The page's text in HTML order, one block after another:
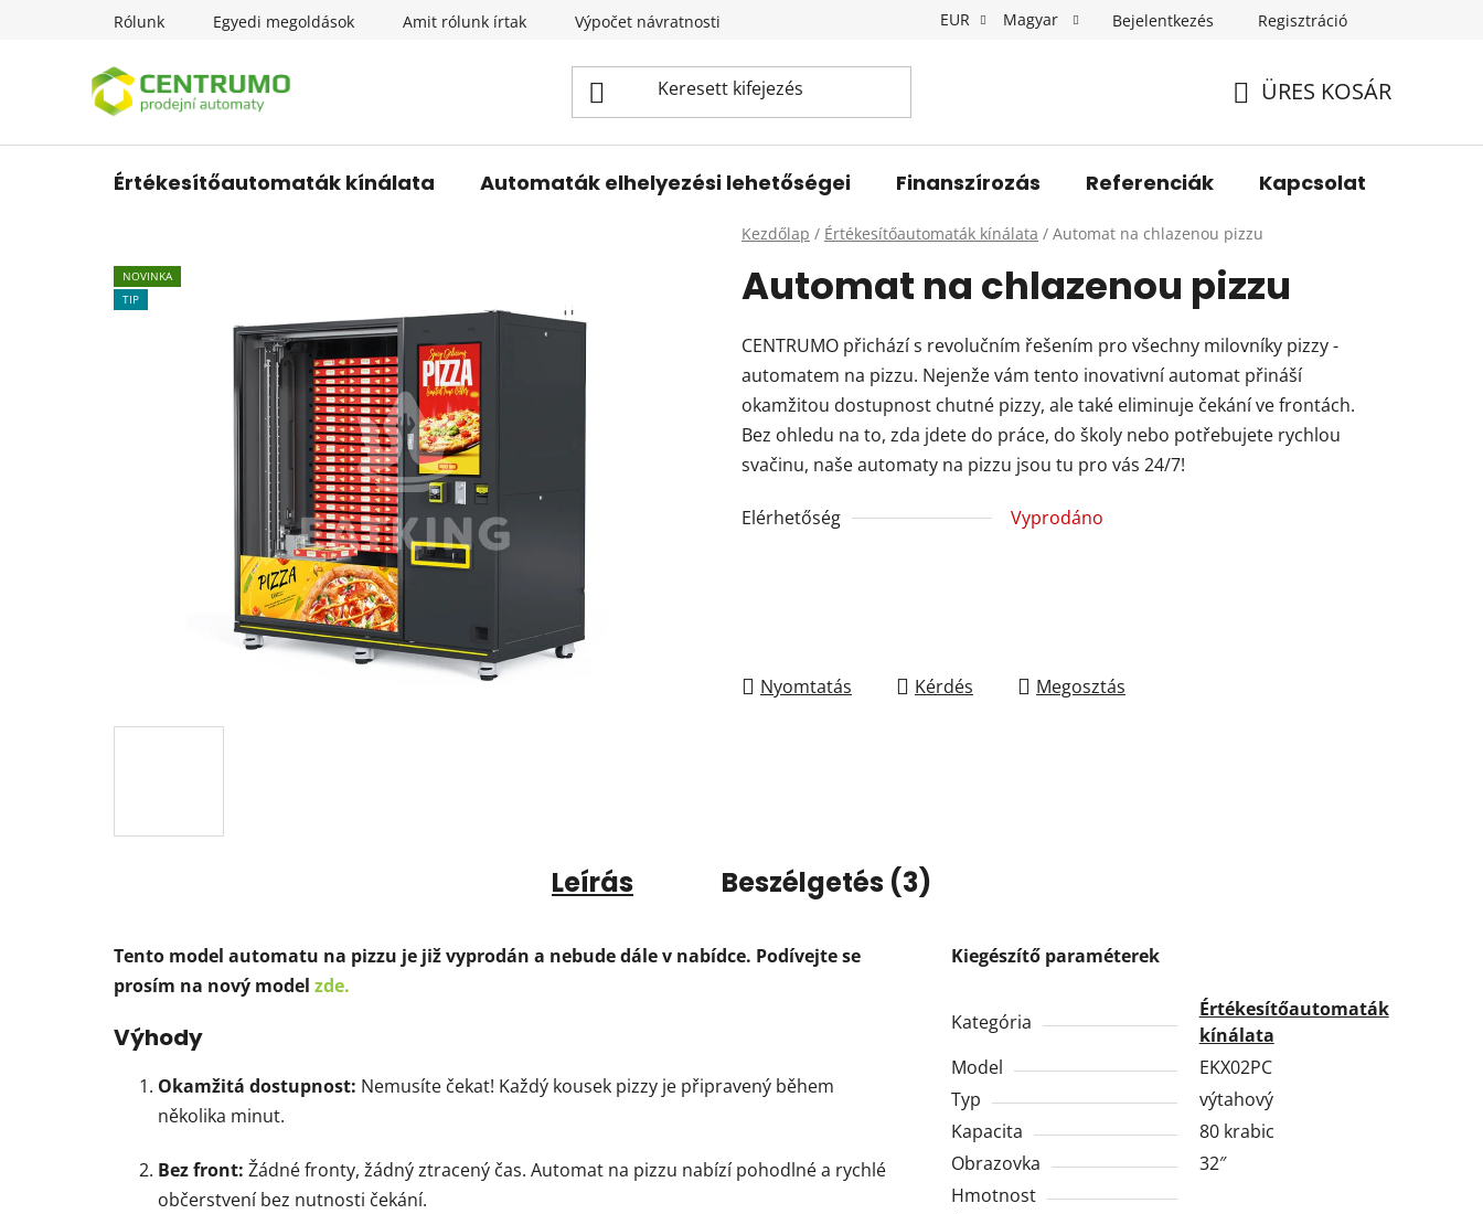
tartalomhoz
Rólunk Egyedi megoldások Amit rólunk írtak Výpočet návratnosti Kapcsolat Általános Szerződési Feltételek Adatvédelmi feltételek
EUR Magyar Bejelentkezés Regisztráció
ÜRES KOSÁR
Értékesítőautomaták kínálata Automaták elhelyezési lehetőségei Finanszírozás Referenciák Kapcsolat
Kezdőlap / Értékesítőautomaták kínálata / Automat na chlazenou pizzu
Automat na chlazenou pizzu
CENTRUMO přichází s revolučním řešením pro všechny milovníky pizzy -
automatem na pizzu. Nejenže vám tento inovativní automat přináší
okamžitou dostupnost chutné pizzy, ale také eliminuje čekání ve frontách.
Bez ohledu na to, zda jdete do práce, do školy nebo potřebujete rychlou
svačinu, naše automaty na pizzu jsou tu pro vás 24/7!
Elérhetőség Vyprodáno
Nyomtatás Kérdés Megosztás
NOVINKA
TIP
Leírás Beszélgetés (3)
Tento model automatu na pizzu je již vyprodán a nebude dále v nabídce. Podívejte se
prosím na nový model zde.
Výhody
Okamžitá dostupnost: Nemusíte čekat! Každý kousek pizzy je připravený během
několika minut.
Bez front: Žádné fronty, žádný ztracený čas. Automat na pizzu nabízí pohodlné a rychlé
občerstvení bez nutnosti čekání.
Kiegészítő paraméterek
Kategória
Értékesítőautomaták
kínálata
Model
EKX02PC
Typ
výtahový
Kapacita
80 krabic
Obrazovka
32″
Hmotnost